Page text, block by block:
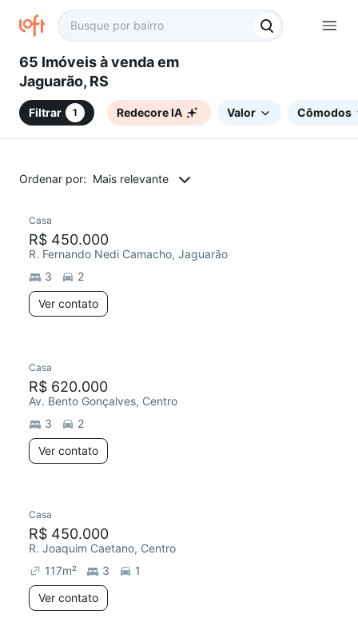
65 Imóveis à venda em
Jaguarão, RS
Filtrar 1 Redecore IA Valor Cômodos
Ordenar por: Mais relevante
Casa
R$ 450.000
R. Fernando Nedi Camacho, Jaguarão
3
2
Ver contato
Casa
R$ 620.000
Av. Bento Gonçalves, Centro
3
2
Ver contato
Casa
R$ 450.000
R. Joaquim Caetano, Centro
117m² 3
1
Ver contato